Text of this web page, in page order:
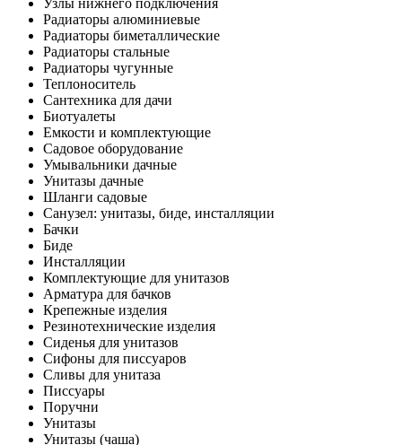
Узлы нижнего подключения
Радиаторы алюминиевые
Радиаторы биметаллические
Радиаторы стальные
Радиаторы чугунные
Теплоноситель
Сантехника для дачи
Биотуалеты
Емкости и комплектующие
Садовое оборудование
Умывальники дачные
Унитазы дачные
Шланги садовые
Санузел: унитазы, биде, инсталляции
Бачки
Биде
Инсталляции
Комплектующие для унитазов
Арматура для бачков
Крепежные изделия
Резинотехнические изделия
Сиденья для унитазов
Сифоны для писсуаров
Сливы для унитаза
Писсуары
Поручни
Унитазы
Унитазы (чаша)